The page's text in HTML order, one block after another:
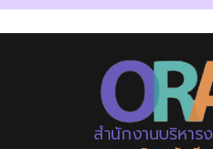
สำนักงานบริหาร